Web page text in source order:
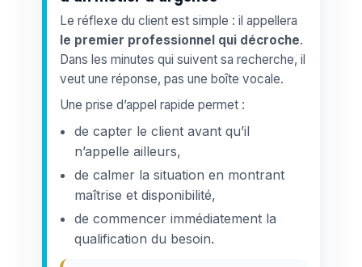
Le réflexe du client est simple : il appellera
le premier professionnel qui décroche.
Dans les minutes qui suivent sa recherche, il
veut une réponse, pas une boîte vocale.
Une prise d’appel rapide permet :
de capter le client avant qu’il
n’appelle ailleurs,
de calmer la situation en montrant
maîtrise et disponibilité,
de commencer immédiatement la
qualification du besoin.